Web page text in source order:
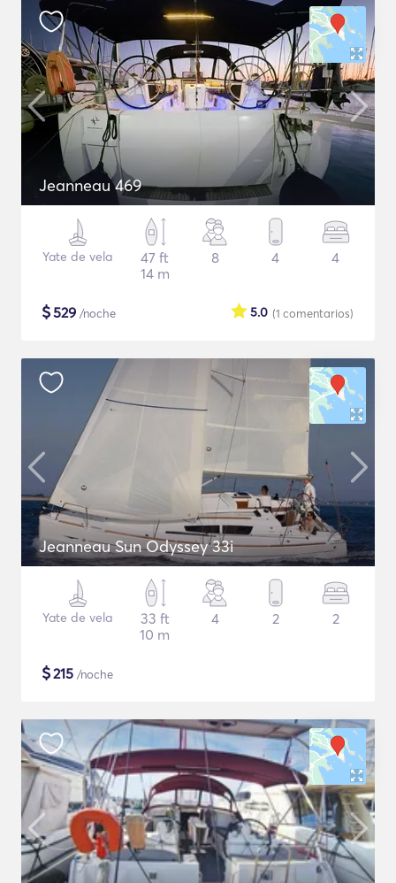
Jeanneau 469
Yate de vela
47 ft
14 m
8 4 4
$529 /noche (1 comentarios)
5.0
Jeanneau Sun Odyssey 33i
Yate de vela
33 ft
10 m
4 2 2
$215 /noche